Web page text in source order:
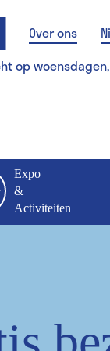
Over ons
op
Expo
&
Activiteiten